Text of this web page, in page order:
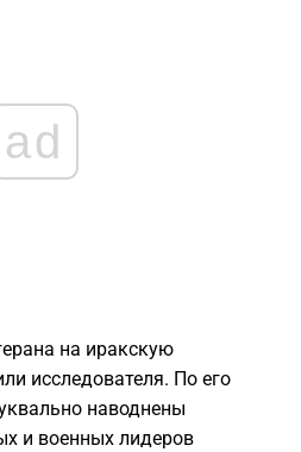
ad
на иракскую
исследователя. По его
наводнены
и военных лидеров